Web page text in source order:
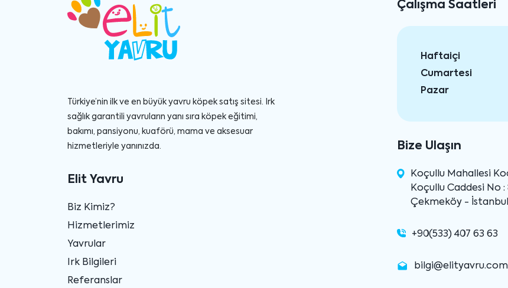
Türkiye’nin ilk ve en büyük yavru köpek satış sitesi. Irk
sağlık garantili yavruların yanı sıra köpek eğitimi,
bakımı, pansiyonu, kuaförü, mama ve aksesuar
hizmetleriyle yanınızda.
Elit Yavru
Biz Kimiz?
Hizmetlerimiz
Yavrular
Irk Bilgileri
Referanslar
Çalışma Saatleri
Haftaiçi
Cumartesi
Pazar
Bize Ulaşın
Koçullu Mahallesi
Koçullu Caddesi No :
Çekmeköy - İstanbul
+90(533) 407 63 63
bilgi@elityavru.com